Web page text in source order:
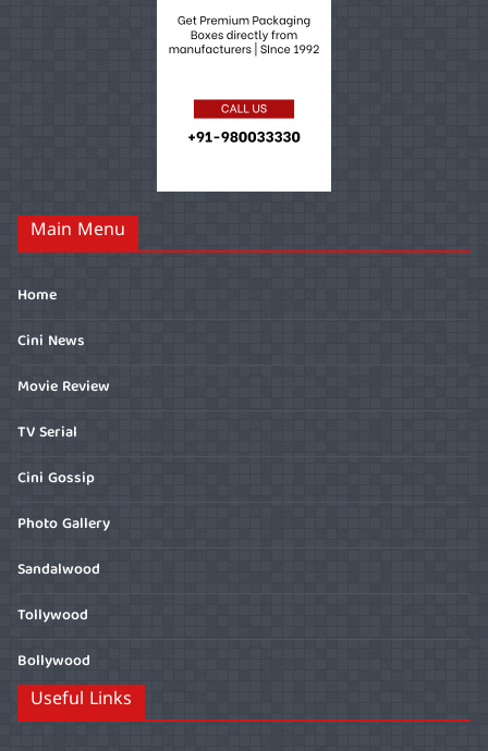
Main Menu
Home
Cini News
Movie Review
TV Serial
Cini Gossip
Photo Gallery
Sandalwood
Tollywood
Bollywood
Useful Links